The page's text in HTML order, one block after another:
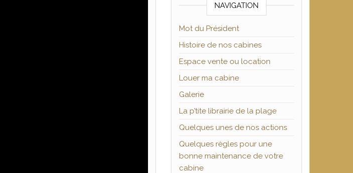
NAVIGATION
Mot du Président
Histoire de nos cabines
Espace vente ou location
Louer ma cabine
Galerie
La p’tite librairie de la plage
Quelques unes de nos actions
Quelques règles pour une
bonne maintenance de votre
cabine